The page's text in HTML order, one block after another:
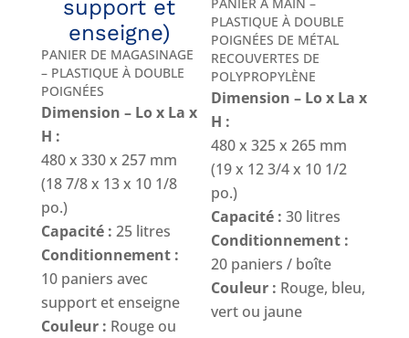
support et
enseigne)
PANIER DE MAGASINAGE
– PLASTIQUE À DOUBLE
POIGNÉES
Dimension – Lo x La x
H :
480 x 330 x 257 mm
(18 7/8 x 13 x 10 1/8
po.)
Capacité : 25 litres
Conditionnement :
10 paniers avec
support et enseigne
Couleur : Rouge ou
PANIER À MAIN –
PLASTIQUE À DOUBLE
POIGNÉES DE MÉTAL
RECOUVERTES DE
POLYPROPYLÈNE
Dimension – Lo x La x
H :
480 x 325 x 265 mm
(19 x 12 3/4 x 10 1/2
po.)
Capacité : 30 litres
Conditionnement :
20 paniers / boîte
Couleur : Rouge, bleu,
vert ou jaune